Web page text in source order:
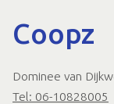
Coopz
Dominee van
Tel: 06-10828005